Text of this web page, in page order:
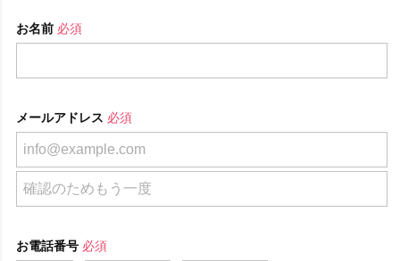
お名前 必須
メールアドレス 必須
お電話番号 必須